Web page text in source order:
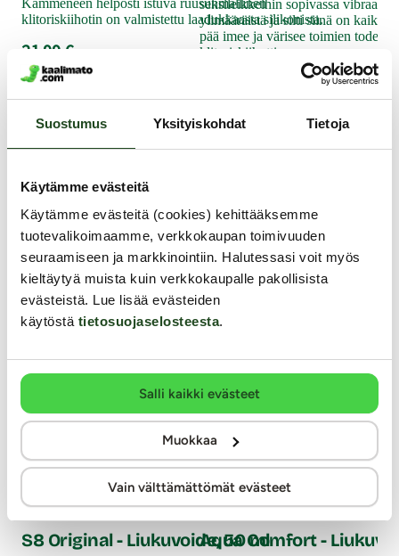
Suostumus Yksityiskohdat Tietoja
Käytämme evästeitä
Käytämme evästeitä (cookies) kehittääksemme
tuotevalikoimaamme, verkkokaupan toimivuuden
seuraamiseen ja markkinointiin. Halutessasi voit myös
kieltäytyä muista kuin verkkokaupalle pakollisista
evästeistä. Lue lisää evästeiden
käytöstä tietosuojaselosteesta.
Salli kaikki evästeet
Muokkaa
Vain välttämättömät evästeet
Imevän kiihottimen imuaukon halkaisija: 1,2 cm
Paino: 122 g
Moottori: 2 moottoria, 5 imevää ja 5 ”nuolevaa”
USB-adapteri ei sisälly pakkaukseen
Vesitiivis (laitetta ei tule upottaa veteen)
Lähetyspaketin koko: 20 x 11 x 9 cm
Lähetyksen paino: ~ 0.5 kg
Kämmeneen helposti istuva ruusunmallinen
klitoriskiihotin on valmistettu laadukkaasta silikonista.
21.99 €
seksileikkeihin sopivassa
ylimääräistä ja silti siinä on kaikki!
pää imee ja värisee toimien todella
klitoriskiihottimena.
Muut asiakkaat ostivat
Stimul8
S8 Original - Liukuvoide, 50 ml
Swede
Aqua Comfort -